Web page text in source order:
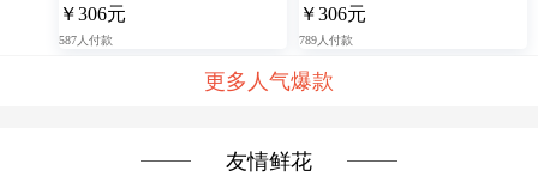
￥306元
587人付款
￥306元
789人付款
更多人气爆款
友情鲜花